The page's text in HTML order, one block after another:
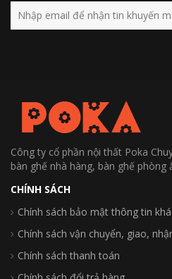
Công ty cổ phần nội thất Poka
bàn ghế nhà hàng, bàn ghế phòng
CHÍNH SÁCH
Chính sách bảo mật thông tin
Chính sách vận chuyển, giao,
Chính sách thanh toán